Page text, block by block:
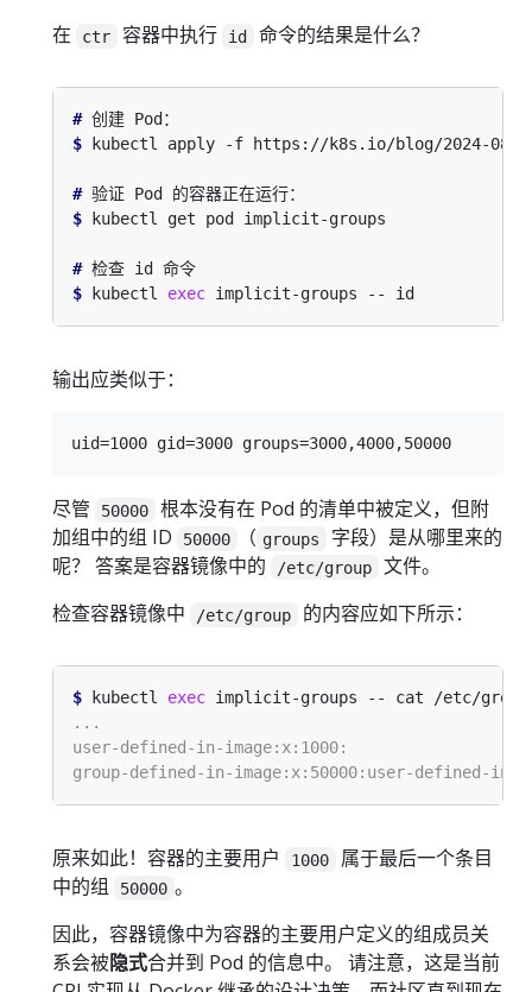
在 ctr 容器中执行 id 命令的结果是什么？
#
$
#
$
#
$ kubectl exec
输出应类似于：
尽管 50000
根本没有在 Pod 的清单中被定义，但附
加组中的组 ID
50000 （ groups
字段）是从哪里来的
呢？ 答案是容器镜像中的
/etc/group
文件。
检查容器镜像中
/etc/group 的内容应如下所示：
$ kubectl exec
原来如此！容器的主要用户 1000
属于最后一个条目
中的组
50000 。
因此，容器镜像中为容器的主要用户定义的组成员关
系会被隐式合并到 Pod 的信息中。 请注意，这是当前